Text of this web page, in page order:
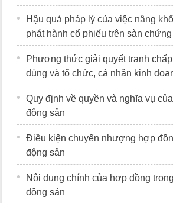
Hậu quả pháp lý của việc nâng
phát hành cổ phiếu trên sàn
Phương thức giải quyết tranh
dùng và tổ chức, cá nhân kinh
Quy định về quyền và nghĩa vụ
động sản
Điều kiện chuyển nhượng hợp
động sản
Nội dung chính của hợp đồng
động sản